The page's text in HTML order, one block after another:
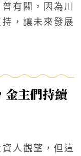
有關，因為川
，讓未來發展
金主們持續
人觀望，但這